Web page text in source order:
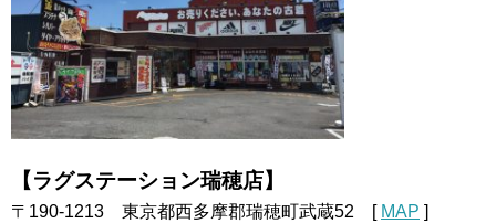
【ラグステーション瑞穂店】
〒190-1213 東京都西多摩郡瑞穂町武蔵52 [ MAP ]